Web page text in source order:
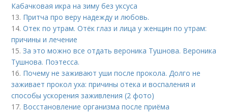
Кабачковая икра на зиму без уксуса
13. Притча про веру надежду и любовь.
14.Отек по утрам. Отёк глаз и лица у женщин по утрам:
причины и лечение
15.За это можно все отдать вероника Тушнова. Вероника
Тушнова. Поэтесса.
16. Почему не заживают уши после прокола. Долго не
заживает прокол уха: причины отека и воспаления и
способы ускорения заживления (2 фото)
17. Восстановление организма после приёма